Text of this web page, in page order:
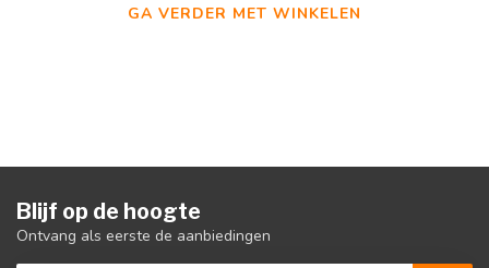
GA VERDER MET WINKELEN
Blijf op de hoogte
Ontvang als eerste de aanbiedingen